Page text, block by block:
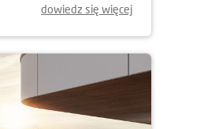
dowiedz się więcej